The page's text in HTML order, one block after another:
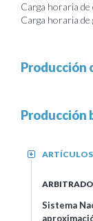
Carga horaria
Carga horaria
Producción
+
Sistema